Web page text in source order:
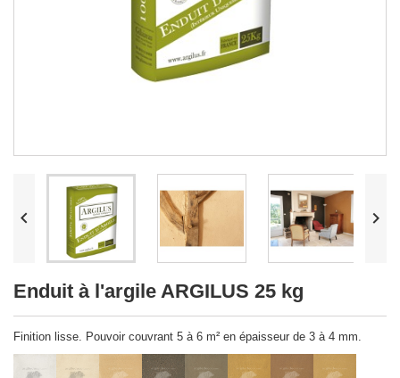
 
Enduit à l'argile ARGILUS 25 kg
Finition lisse. Pouvoir couvrant 5 à 6 m² en épaisseur de 3 à 4 mm.